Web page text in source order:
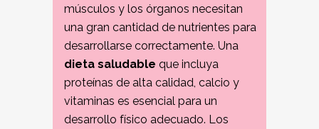
músculos y los órganos necesitan
una gran cantidad de nutrientes para
desarrollarse correctamente. Una
dieta saludable que incluya
proteínas de alta calidad, calcio y
vitaminas es esencial para un
desarrollo físico adecuado. Los